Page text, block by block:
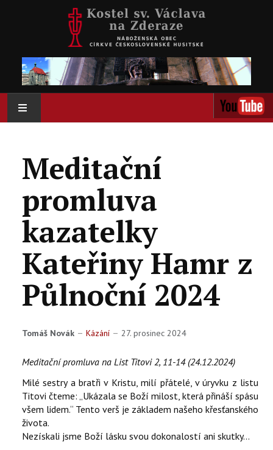
O NÁS
AKTIVITY
KOLUMBÁRIUM
KALENDÁŘ
KONTAKTY
Meditační
promluva
kazatelky
Kateřiny Hamr z
Půlnoční 2024
Tomáš Novák Kázání 27. prosinec 2024
Meditační promluva na List Titovi 2, 11-14 (24.12.2024)
Milé sestry a bratři v Kristu, milí přátelé, v úryvku z listu
Titovi čteme: „Ukázala se Boží milost, která přináší spásu
všem lidem.“ Tento verš je základem našeho křesťanského
života.
Nezískali jsme Boží lásku svou dokonalostí ani skutky...